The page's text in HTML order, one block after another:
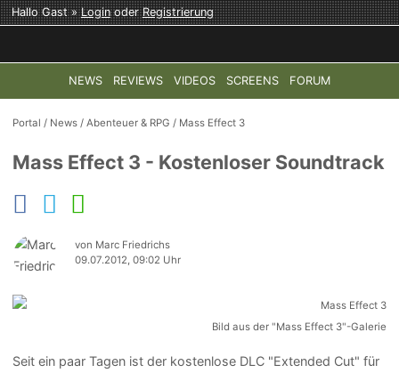
Hallo Gast »LoginoderRegistrierung
NEWS REVIEWS VIDEOS SCREENS FORUM
TOP-THEMEN: COD: MODERN WARFARE 4 HALO:
Portal / News /Abenteuer & RPG / Mass Effect 3
Mass Effect 3 - Kostenloser Soundtrack
von Marc Friedrichs
09.07.2012, 09:02 Uhr
Bild aus der "Mass Effect 3"-Galerie
Seit ein paar Tagen ist der kostenlose DLC "Extended Cut" für